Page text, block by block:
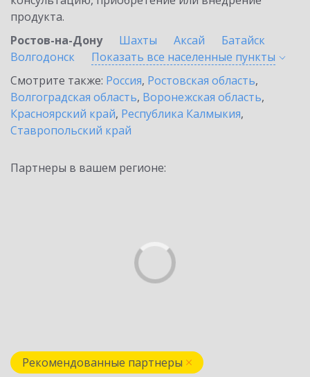
продукта.
Ростов-на-Дону
Шахты Аксай
Батайск
Волгодонск
Показать все населенные пункты
Смотрите также: Россия, Ростовская область,
Волгоградская область, Воронежская область,
Красноярский край, Республика Калмыкия,
Ставропольский край
Партнеры в вашем регионе:
Рекомендованные партнеры